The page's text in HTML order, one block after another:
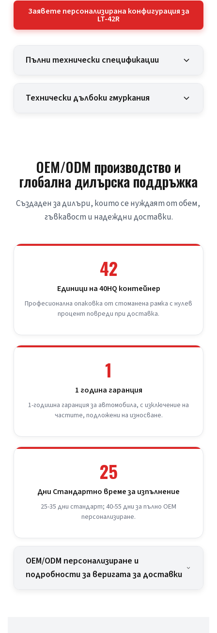
Заявете персонализирана конфигурация за
LT-42R
Пълни технически спецификации
Технически дълбоки гмуркания
OEM/ODM производство и
глобална дилърска поддръжка
Създаден за дилъри, които се нуждаят от обем,
гъвкавост и надеждни доставки.
42
Единици на 40HQ контейнер
Професионална опаковка от стоманена рамка с нулев
процент повреди при доставка.
1
1 година гаранция
1-годишна гаранция за автомобила, с изключение на
частите, подложени на износване.
25
Дни Стандартно време за изпълнение
25-35 дни стандарт; 40-55 дни за пълно OEM
персонализиране.
OEM/ODM персонализиране и
подробности за веригата за доставки